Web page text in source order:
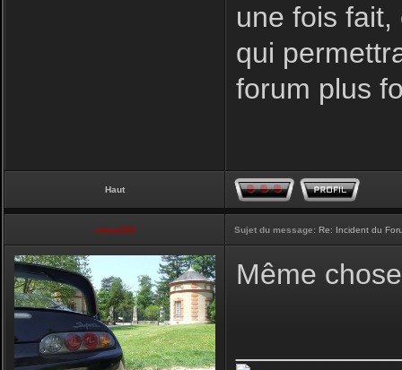
une fois
qui
forum plus
Haut
vmax330 Sujet du message: Re: Incident du
Même